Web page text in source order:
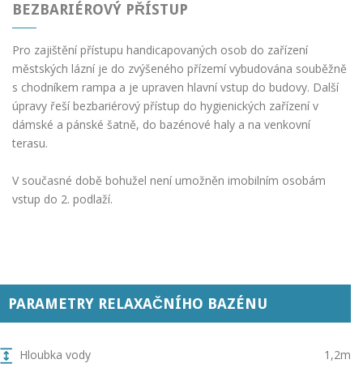
BEZBARIÉROVÝ PŘÍSTUP
Pro zajištění přístupu handicapovaných osob do zařízení
městských lázní je do zvýšeného přízemí vybudována souběžně
s chodníkem rampa a je upraven hlavní vstup do budovy. Další
úpravy řeší bezbariérový přístup do hygienických zařízení v
dámské a pánské šatně, do bazénové haly a na venkovní
terasu.
V současné době bohužel není umožněn imobilním osobám
vstup do 2. podlaží.
PARAMETRY RELAXAČNÍHO BAZÉNU
Hloubka vody 1,2m